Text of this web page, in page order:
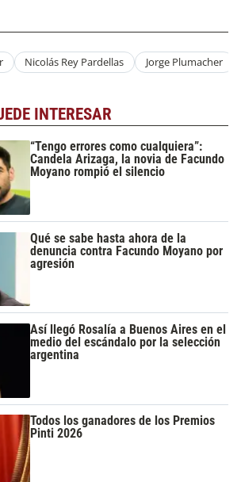
Nicolás Rey Pardellas Jorge Plumacher
INTERESAR
“Tengo errores como cualquiera”:
Candela Arizaga, la novia de Facundo
Moyano rompió el silencio
Qué se sabe hasta ahora de la
denuncia contra Facundo Moyano por
agresión
Así llegó Rosalía a Buenos Aires en el
medio del escándalo por la selección
argentina
Todos los ganadores de los Premios
Pinti 2026